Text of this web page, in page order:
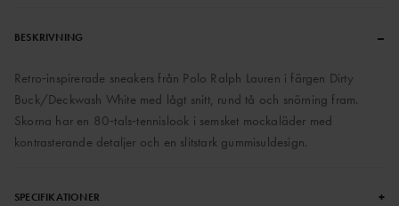
BESKRIVNING –
Retro‑inspirerade sneakers från Polo Ralph Lauren i färgen Dirty
Buck/Deckwash White med lågt snitt, rund tå och snörning fram.
Skorna har en 80‑tals‑tennislook i semsket mockaläder med
kontrasterande detaljer och en slitstark gummisuldesign.
SPECIFIKATIONER +